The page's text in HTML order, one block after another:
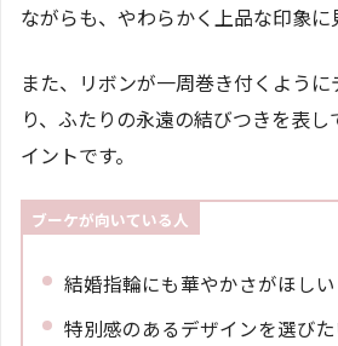
ながらも、やわらかく上品な印象に
また、リボンが一周巻き付くよう
り、ふたりの永遠の結びつきを表
イントです。
ブーケが向いている人
結婚指輪にも華やかさがほしい
特別感のあるデザインを選びた